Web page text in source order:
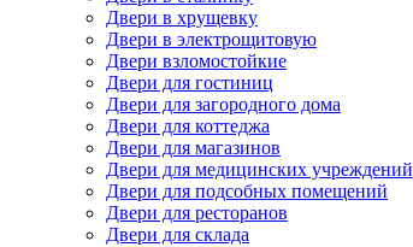
Двери в хрущевку
Двери в электрощитовую
Двери взломостойкие
Двери для гостиниц
Двери для загородного дома
Двери для коттеджа
Двери для магазинов
Двери для медицинских учреждений
Двери для подсобных помещений
Двери для ресторанов
Двери для склада